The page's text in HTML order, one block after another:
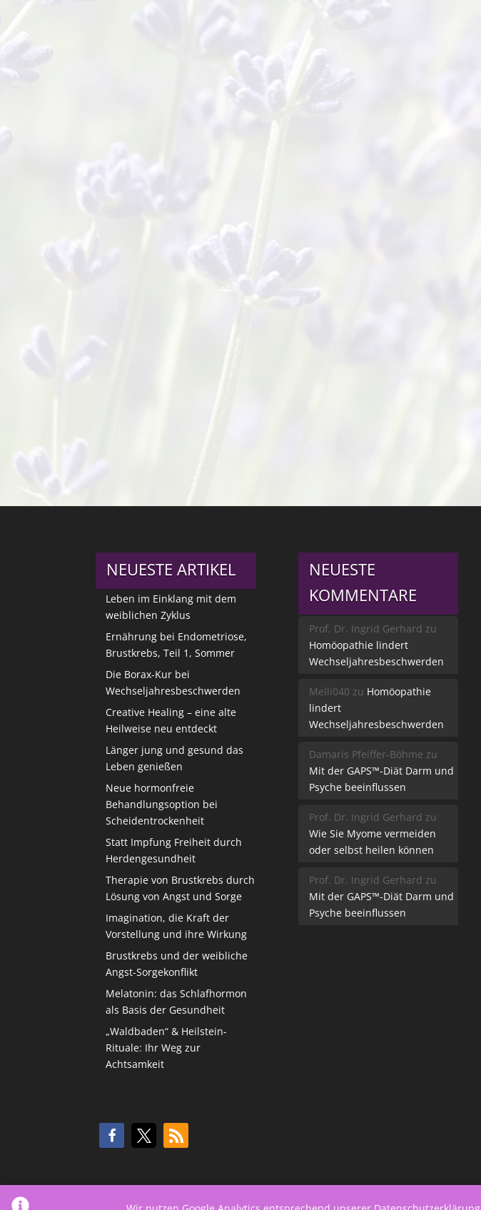
NEUESTE ARTIKEL
Leben im Einklang mit dem
weiblichen Zyklus
Ernährung bei Endometriose,
Brustkrebs, Teil 1, Sommer
Die Borax-Kur bei
Wechseljahresbeschwerden
Creative Healing – eine alte
Heilweise neu entdeckt
Länger jung und gesund das
Leben genießen
Neue hormonfreie
Behandlungsoption bei
Scheidentrockenheit
Statt Impfung Freiheit durch
Herdengesundheit
Therapie von Brustkrebs durch
Lösung von Angst und Sorge
Imagination, die Kraft der
Vorstellung und ihre Wirkung
Brustkrebs und der weibliche
Angst-Sorgekonflikt
Melatonin: das Schlafhormon
als Basis der Gesundheit
„Waldbaden“ & Heilstein-
Rituale: Ihr Weg zur
Achtsamkeit
NEUESTE
KOMMENTARE
Prof. Dr. Ingrid Gerhard zu
Homöopathie lindert
Wechseljahresbeschwerden
Melli040 zu Homöopathie
lindert
Wechseljahresbeschwerden
Damaris Pfeiffer-Böhme zu
Mit der GAPS™-Diät Darm und
Psyche beeinflussen
Prof. Dr. Ingrid Gerhard zu
Wie Sie Myome vermeiden
oder selbst heilen können
Prof. Dr. Ingrid Gerhard zu
Mit der GAPS™-Diät Darm und
Psyche beeinflussen